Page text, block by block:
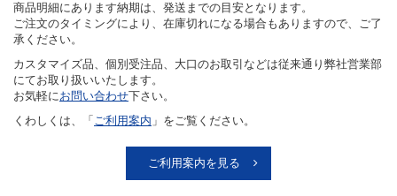
商品明細にあります納期は、発送までの目安となります。
ご注文のタイミングにより、在庫切れになる場合もありますので、ご了
承ください。
カスタマイズ品、個別受注品、大口のお取引などは従来通り弊社営業部
にてお取り扱いいたします。
お気軽にお問い合わせ下さい。
くわしくは、「 ご利用案内 」をご覧ください。
ご利用案内を見る